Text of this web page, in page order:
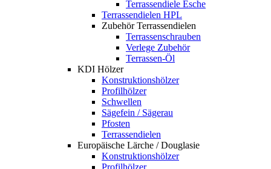
Terrassendiele Esche
Terrassendielen HPL
Zubehör Terrassendielen
Terrassenschrauben
Verlege Zubehör
Terrassen-Öl
KDI Hölzer
Konstruktionshölzer
Profilhölzer
Schwellen
Sägefein / Sägerau
Pfosten
Terrassendielen
Europäische Lärche / Douglasie
Konstruktionshölzer
Profilhölzer